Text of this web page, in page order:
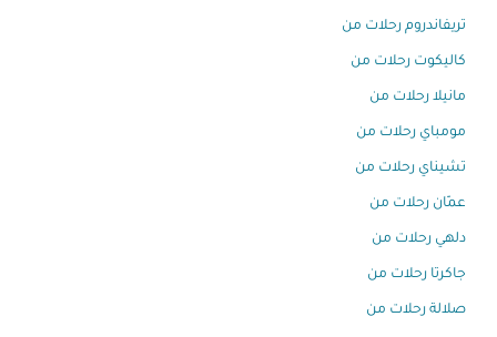
تريفاندروم رحلات من
كاليكوت رحلات من
مانيلا رحلات من
مومباي رحلات من
تشيناي رحلات من
عمّان رحلات من
دلهي رحلات من
جاكرتا رحلات من
صلالة رحلات من